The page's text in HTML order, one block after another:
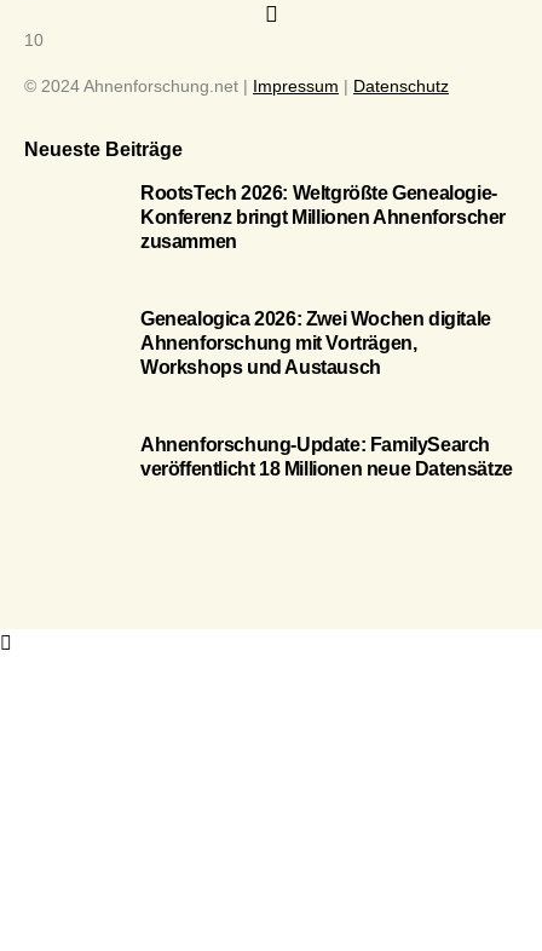
10
© 2024 Ahnenforschung.net | Impressum | Datenschutz
Neueste Beiträge
RootsTech 2026: Weltgrößte Genealogie-
Konferenz bringt Millionen Ahnenforscher
zusammen
Genealogica 2026: Zwei Wochen digitale
Ahnenforschung mit Vorträgen,
Workshops und Austausch
Ahnenforschung-Update: FamilySearch
veröffentlicht 18 Millionen neue Datensätze